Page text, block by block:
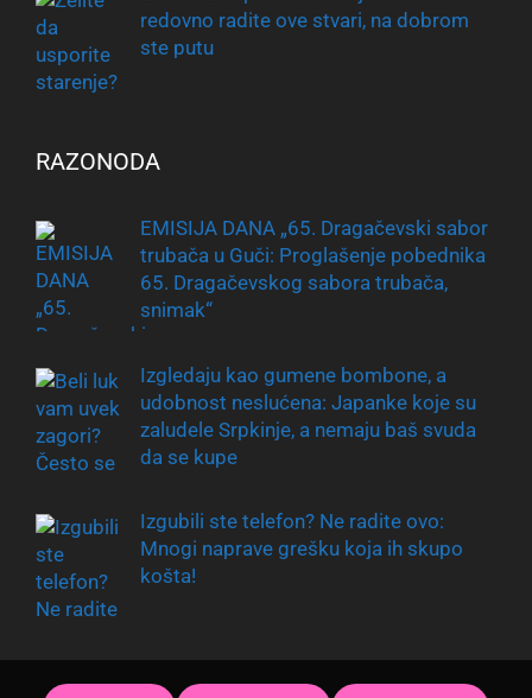
redovno radite ove stvari, na dobrom
ste putu
RAZONODA
EMISIJA DANA „65. Dragačevski sabor
trubača u Guči: Proglašenje pobednika
65. Dragačevskog sabora trubača,
snimak“
Izgledaju kao gumene bombone, a
udobnost neslućena: Japanke koje su
zaludele Srpkinje, a nemaju baš svuda
da se kupe
Izgubili ste telefon? Ne radite ovo:
Mnogi naprave grešku koja ih skupo
košta!